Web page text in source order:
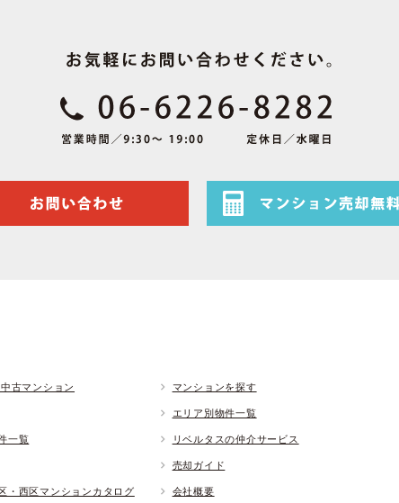
古マンション マンションを探す
エリア別物件一覧
一覧 リベルタスの仲介サービス
売却ガイド
・西区マンションカタログ 会社概要